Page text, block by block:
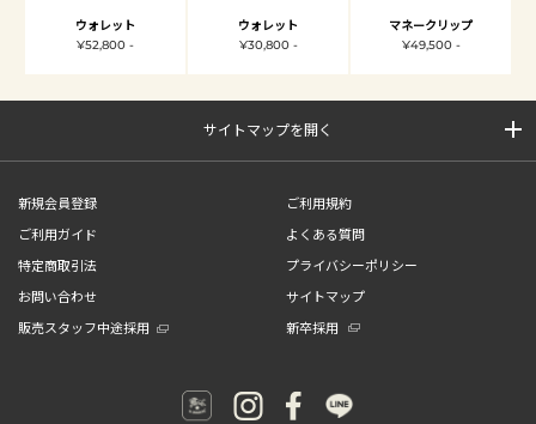
ウォレット
¥52,800 -
ウォレット
¥30,800 -
マネークリップ
¥49,500 -
サイトマップを開く
新規会員登録
ご利用規約
ご利用ガイド
よくある質問
特定商取引法
プライバシーポリシー
お問い合わせ
サイトマップ
販売スタッフ中途採用
新卒採用